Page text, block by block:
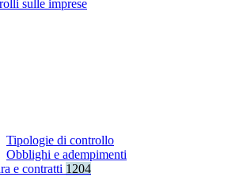
sulle imprese
Tipologie di controllo
Obblighi e adempimenti
e contratti 1204